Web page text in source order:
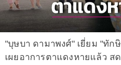
"บุษบา ดามาพงศ์" เยี่ยม "ทัก
เผยอาการตาแดงหายแล้ว ส